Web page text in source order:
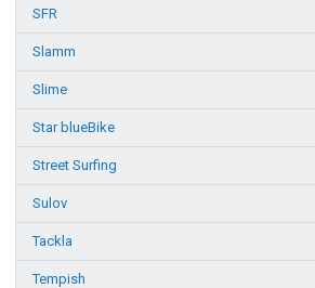
SFR
Slamm
Slime
Star blueBike
Street Surfing
Sulov
Tackla
Tempish